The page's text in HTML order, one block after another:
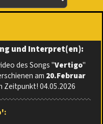
und Interpret(en):
des Songs "Vertigo"
am 20.Februar
Zeitpunkt! 04.05.2026